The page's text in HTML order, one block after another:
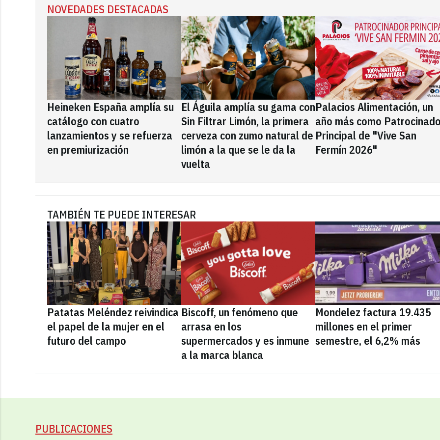
NOVEDADES DESTACADAS
Heineken España amplía su
catálogo con cuatro
lanzamientos y se refuerza
en premiurización
El Águila amplía su gama con
Sin Filtrar Limón, la primera
cerveza con zumo natural de
limón a la que se le da la
vuelta
Palacios Alimentación, un
año más como
Principal de "Vive San
Fermín 2026"
TAMBIÉN TE PUEDE INTERESAR
Patatas Meléndez reivindica
el papel de la mujer en el
futuro del campo
Biscoff, un fenómeno que
arrasa en los
supermercados y es inmune
a la marca blanca
Mondelez factura 19.435
millones en el primer
semestre, el 6,2% más
PUBLICACIONES